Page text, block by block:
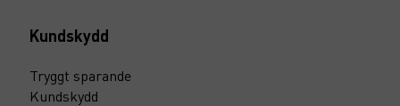
Kundskydd
Tryggt sparande
Kundskydd